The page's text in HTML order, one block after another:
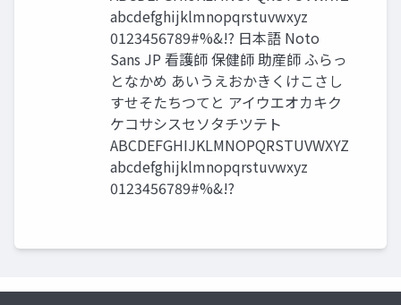
abcdefghijklmnopqrstuvwxyz
0123456789#%&!? 日本語 Noto
Sans JP 看護師 保健師 助産師 ふらっ
となかめ あいうえおかきくけこさし
すせそたちつてと アイウエオカキク
ケコサシスセソタチツテト
ABCDEFGHIJKLMNOPQRSTUVWXYZ
abcdefghijklmnopqrstuvwxyz
0123456789#%&!?